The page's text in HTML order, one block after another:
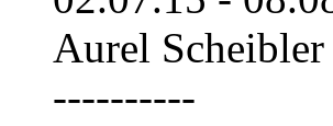
Aurel
----------